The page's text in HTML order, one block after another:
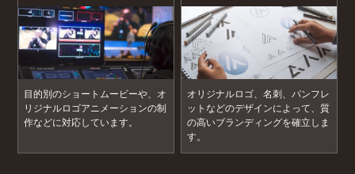
目的別のショートムービーや、オ
リジナルロゴアニメーションの制
作などに対応しています。
オリジナルロゴ、名刺、パンフレ
ットなどのデザインによって、質
の高いブランディングを確立しま
す。